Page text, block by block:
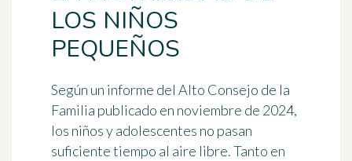
LOS NIÑOS
PEQUEÑOS
Según un informe del Alto Consejo de la
Familia publicado en noviembre de 2024,
los niños y adolescentes no pasan
suficiente tiempo al aire libre. Tanto en